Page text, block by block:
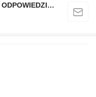
QINDITO SPÓŁKA Z OGRANICZONĄ ODPOWIEDZIALNOŚCIĄ